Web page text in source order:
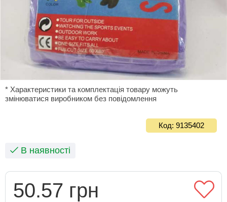
* Характеристики та комплектація товару можуть
змінюватися виробником без повідомлення
Код: 9135402
В наявності
50.57 грн